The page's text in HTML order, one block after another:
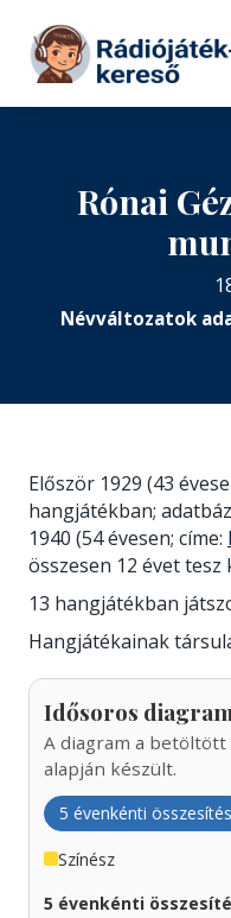
Tovább a tartalomhoz
Rónai
Névváltozatok
Először 1929 (43
hangjátékban;
1940 (54 évesen; címe:
összesen 12 évet tesz
13 hangjátékban
Hangjátékainak
Idősoros diagram
A diagram a
alapján készült.
5 évenkénti összesítés
Színész
5 évenkénti